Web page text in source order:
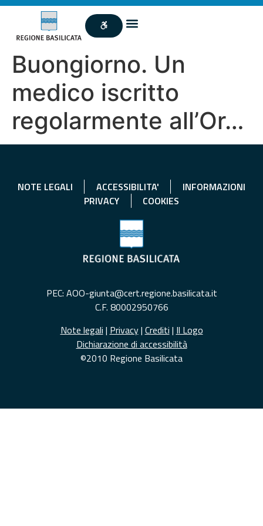
Buongiorno. Un
medico iscritto
regolarmente all’Or…
NOTE LEGALI ACCESSIBILITA'
INFORMAZIONI
PRIVACY
COOKIES
PEC: AOO-giunta@cert.regione.basilicata.it
C.F. 80002950766
Note legali | Privacy| Crediti | Il Logo
Dichiarazione di accessibilità
©2010 Regione Basilicata